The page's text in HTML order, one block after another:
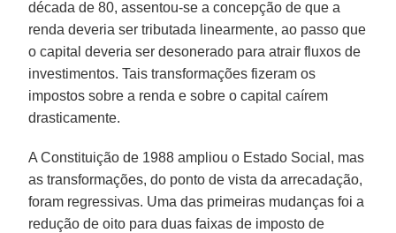
década de 80, assentou-se a concepção de que a
renda deveria ser tributada linearmente, ao passo que
o capital deveria ser desonerado para atrair fluxos de
investimentos. Tais transformações fizeram os
impostos sobre a renda e sobre o capital caírem
drasticamente.
A Constituição de 1988 ampliou o Estado Social, mas
as transformações, do ponto de vista da arrecadação,
foram regressivas. Uma das primeiras mudanças foi a
redução de oito para duas faixas de imposto de